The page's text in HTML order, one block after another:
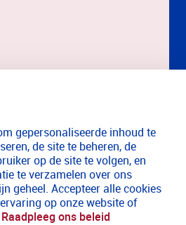
gepersonaliseerde inhoud te
de site te beheren, de
op de site te volgen, en
te verzamelen over ons
geheel. Accepteer alle cookies
op onze website of
Raadpleeg ons beleid